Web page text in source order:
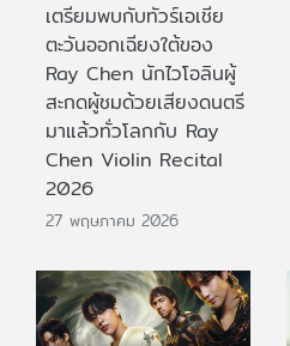
เตรียมพบกับทัวร์เอเชีย
ตะวันออกเฉียงใต้ของ
Ray Chen นักไวโอลินผู้
สะกดผู้ชมด้วยเสียงดนตรี
มาแล้วทั่วโลกกับ Ray
Chen Violin Recital
2026
27 พฤษภาคม 2026